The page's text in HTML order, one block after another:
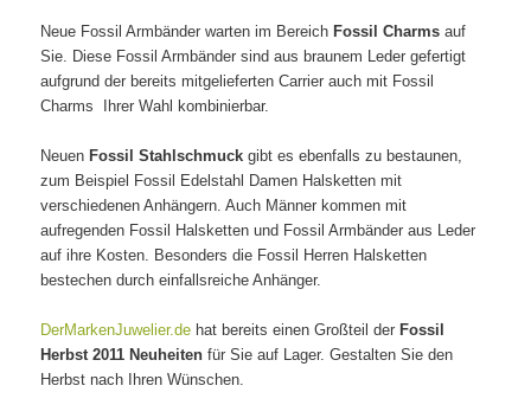
Neue Fossil Armbänder warten im Bereich Fossil Charms auf
Sie. Diese Fossil Armbänder sind aus braunem Leder gefertigt
aufgrund der bereits mitgelieferten Carrier auch mit Fossil
Charms Ihrer Wahl kombinierbar.
Neuen Fossil Stahlschmuck gibt es ebenfalls zu bestaunen,
zum Beispiel Fossil Edelstahl Damen Halsketten mit
verschiedenen Anhängern. Auch Männer kommen mit
aufregenden Fossil Halsketten und Fossil Armbänder aus Leder
auf ihre Kosten. Besonders die Fossil Herren Halsketten
bestechen durch einfallsreiche Anhänger.
DerMarkenJuwelier.de hat bereits einen Großteil der Fossil
Herbst 2011 Neuheiten für Sie auf Lager. Gestalten Sie den
Herbst nach Ihren Wünschen.